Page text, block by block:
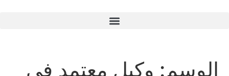
الوسم: وكيل معتمد في